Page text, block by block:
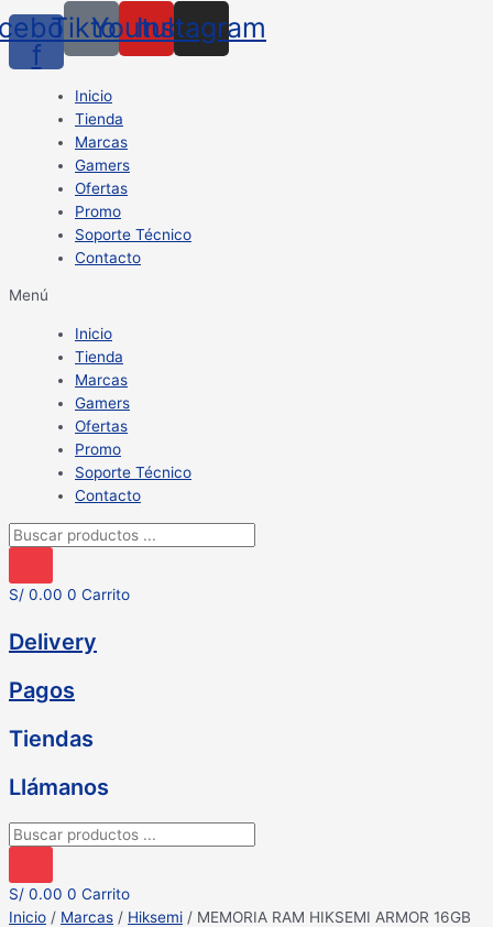
f
TiktokYoutube
Instagram
Inicio
Tienda
Marcas
Gamers
Ofertas
Promo
Soporte Técnico
Contacto
Menú
Inicio
Tienda
Marcas
Gamers
Ofertas
Promo
Soporte Técnico
Contacto
Búsqueda
productos
S/ 0.00 0 Carrito
Delivery
Pagos
Tiendas
Llámanos
Búsqueda
productos
S/ 0.00 0 Carrito
Inicio / Marcas / Hiksemi / MEMORIA RAM HIKSEMI ARMOR 16GB